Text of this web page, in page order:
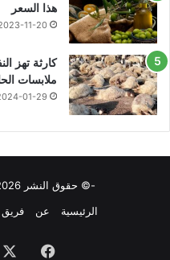
هذا السعر
11-20
كارثة تهز
ملابسات
01-29
-© حقوق النشر 2026، جميع الحقوق محفوظة
الرئيسية
عن فريق
فيسبوك